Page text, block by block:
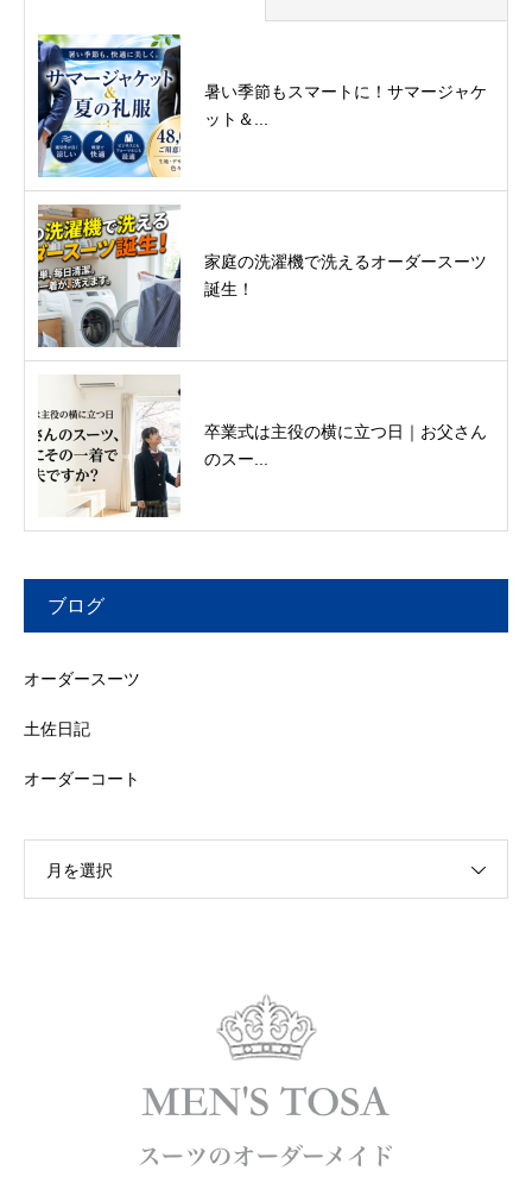
暑い季節もスマートに！サマージャケ
ット＆...
家庭の洗濯機で洗えるオーダースーツ
誕生！
卒業式は主役の横に立つ日｜お父さん
のスー...
ブログ
オーダースーツ
土佐日記
オーダーコート
月を選択